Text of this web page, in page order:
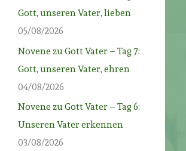
Gott, unseren Vater, lieben
05/08/2026
Novene zu Gott Vater – Tag 7:
Gott, unseren Vater, ehren
04/08/2026
Novene zu Gott Vater – Tag 6:
Unseren Vater erkennen
03/08/2026